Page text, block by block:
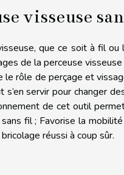
visseuse
que ce soit à fil
de la perceuse
rôle de perçage et
servir pour changer
de cet outil
fil ; Favorise la
réussi à coup sûr.